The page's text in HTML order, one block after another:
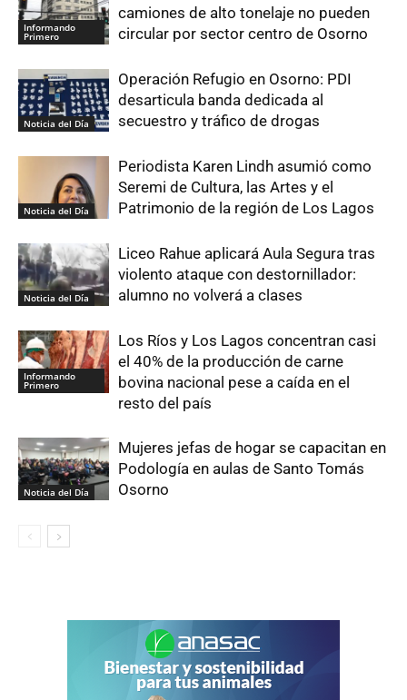
Informando
Primero
camiones de alto tonelaje no pueden
circular por sector centro de Osorno
Noticia del Día
Operación Refugio en Osorno: PDI
desarticula banda dedicada al
secuestro y tráfico de drogas
Noticia del Día
Periodista Karen Lindh asumió como
Seremi de Cultura, las Artes y el
Patrimonio de la región de Los Lagos
Noticia del Día
Liceo Rahue aplicará Aula Segura tras
violento ataque con destornillador:
alumno no volverá a clases
Informando
Primero
Los Ríos y Los Lagos concentran casi
el 40% de la producción de carne
bovina nacional pese a caída en el
resto del país
Noticia del Día
Mujeres jefas de hogar se capacitan en
Podología en aulas de Santo Tomás
Osorno